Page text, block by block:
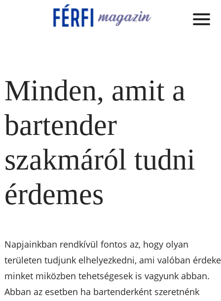
Minden, amit a
bartender
szakmáról tudni
érdemes
Napjainkban rendkívül fontos az, hogy olyan
területen tudjunk elhelyezkedni, ami valóban
minket miközben tehetségesek is vagyunk abban.
Abban az esetben ha bartenderként szeretnénk